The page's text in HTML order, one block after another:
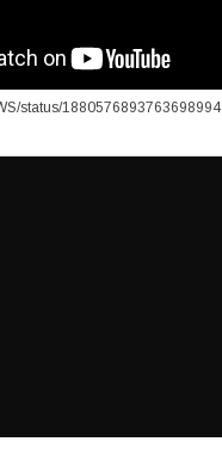
status/1880576893763698994